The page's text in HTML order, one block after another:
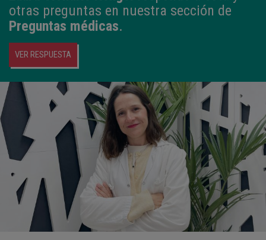
otras preguntas en nuestra sección de
Preguntas médicas.
VER RESPUESTA